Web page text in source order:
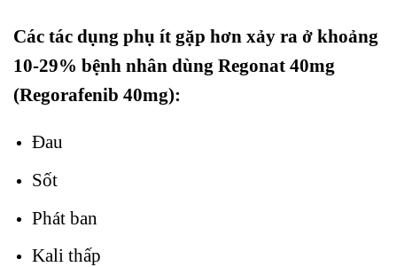
Các tác dụng phụ ít gặp hơn xảy ra ở khoảng
10-29% bệnh nhân dùng Regonat 40mg
(Regorafenib 40mg):
Đau
Sốt
Phát ban
Kali thấp